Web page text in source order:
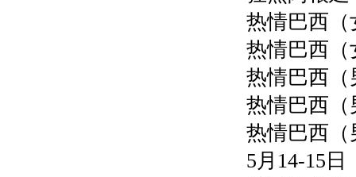
热情巴西（
热情巴西（
热情巴西（
热情巴西（
热情巴西（
5月14-15日